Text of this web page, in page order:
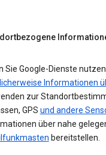
Sie Google-Dienste
Informationen
zur
GPS und andere
über nahe
bereitstellen.